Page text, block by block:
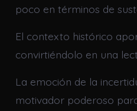
poco en términos de
El contexto histórico
convirtiéndolo en una
La emoción de la
motivador poderoso